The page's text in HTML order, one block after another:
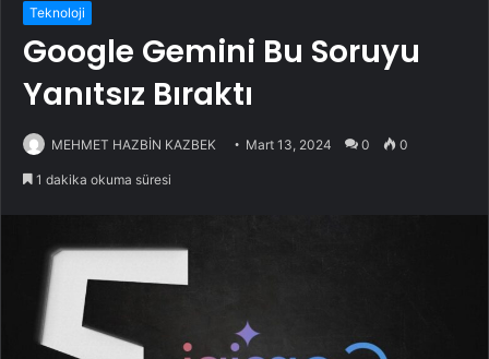
Teknoloji
Google Gemini Bu Soruyu
Yanıtsız Bıraktı
MEHMET HAZBİN KAZBEK Mart 13, 2024 0 0
1 dakika okuma süresi